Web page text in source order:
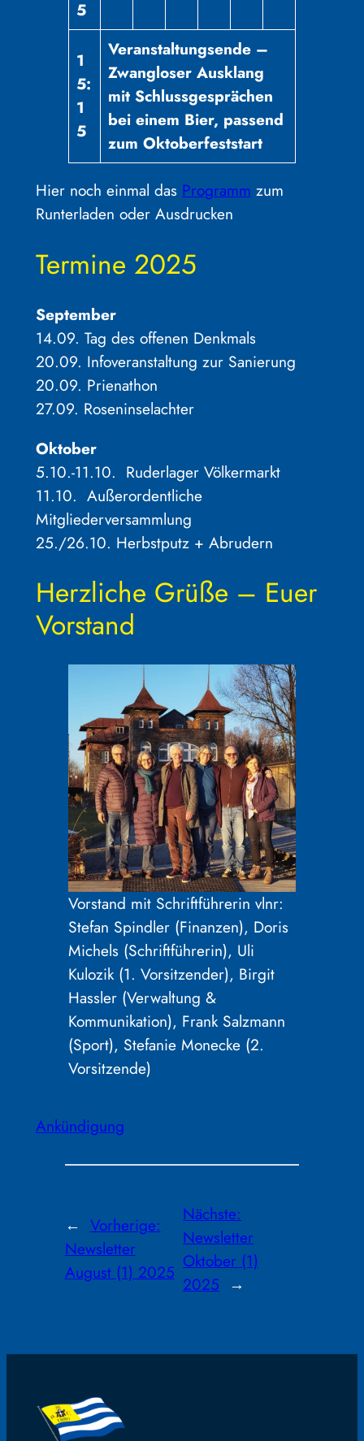
5
1
5:
1
5
Veranstaltungsende –
Zwangloser Ausklang
mit Schlussgesprächen
bei einem Bier, passend
zum Oktoberfeststart
Hier noch einmal das Programm zum
Runterladen oder Ausdrucken
Termine 2025
September
14.09. Tag des offenen Denkmals
20.09. Infoveranstaltung zur Sanierung
20.09. Prienathon
27.09. Roseninselachter
Oktober
5.10.-11.10. Ruderlager Völkermarkt
11.10. Außerordentliche
Mitgliederversammlung
25./26.10. Herbstputz + Abrudern
Herzliche Grüße – Euer
Vorstand
Vorstand mit Schriftführerin vlnr:
Stefan Spindler (Finanzen), Doris
Michels (Schriftführerin), Uli
Kulozik (1. Vorsitzender), Birgit
Hassler (Verwaltung &
Kommunikation), Frank Salzmann
(Sport), Stefanie Monecke (2.
Vorsitzende)
Ankündigung
← Vorherige:
Newsletter
August (1) 2025
Nächste:
Newsletter
Oktober (1)
2025 →